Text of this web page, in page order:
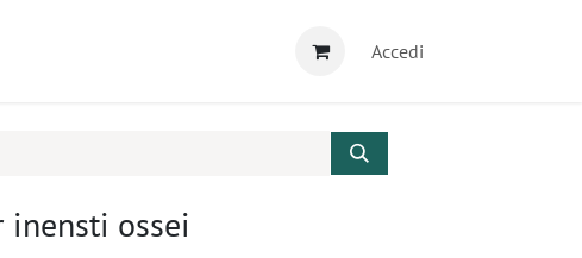
Accedi
inensti ossei